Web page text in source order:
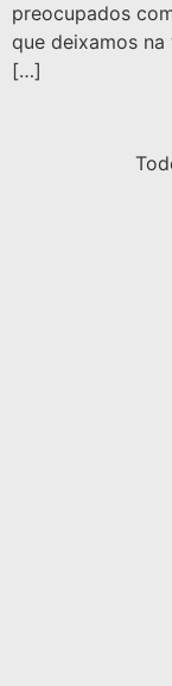
preocupados
que deixamos
[…]